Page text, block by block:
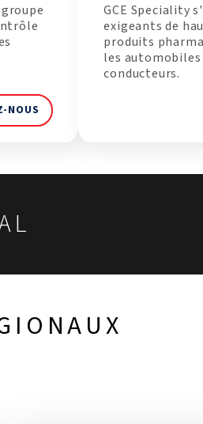
NOUS
GCE Speciality
exigeants de
produits
les
conducteurs.